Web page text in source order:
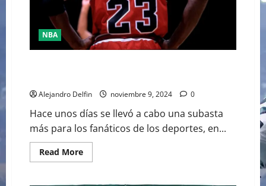
NBA
Alejandro Delfin noviembre 9, 2024 0
Hace unos días se llevó a cabo una subasta
más para los fanáticos de los deportes, en...
Read MoreRead
more